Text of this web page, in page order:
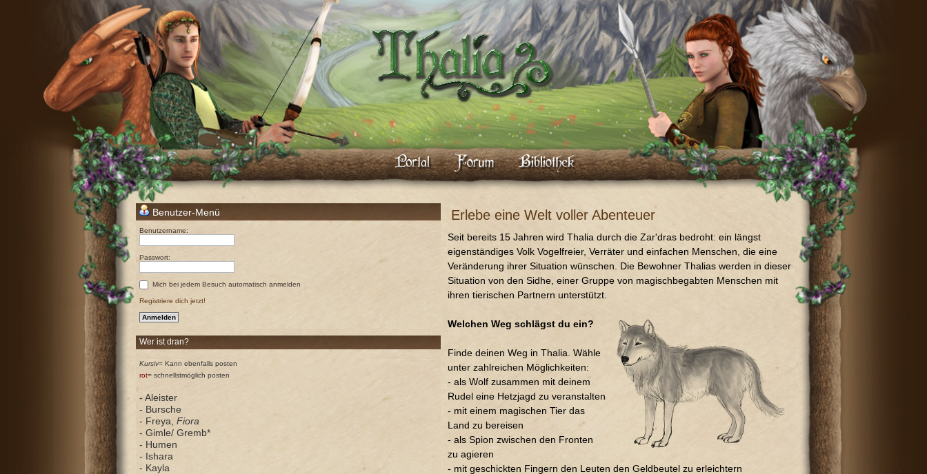
Benutzer-Menü
Benutzername:
Passwort:
Mich bei jedem Besuch automatisch anmelden
Registriere dich jetzt!
Wer ist dran?
Kursiv= Kann ebenfalls posten
rot= schnellstmöglich posten
- Aleister
- Bursche
- Freya, Fiora
- Gimle/ Gremb*
- Humen
- Ishara
- Kayla
Erlebe eine Welt voller Abenteuer
Seit bereits 15 Jahren wird Thalia durch die Zar'dras bedroht: ein längst
eigenständiges Volk Vogelfreier, Verräter und einfachen Menschen, die eine
Veränderung ihrer Situation wünschen. Die Bewohner Thalias werden in dieser
Situation von den Sidhe, einer Gruppe von magischbegabten Menschen mit
ihren tierischen Partnern unterstützt.
Welchen Weg schlägst du ein?
Finde deinen Weg in Thalia. Wähle
unter zahlreichen Möglichkeiten:
- als Wolf zusammen mit deinem
Rudel eine Hetzjagd zu veranstalten
- mit einem magischen Tier das
Land zu bereisen
- als Spion zwischen den Fronten
zu agieren
- mit geschickten Fingern den Leuten den Geldbeutel zu erleichtern